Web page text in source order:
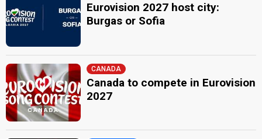
Eurovision 2027 host city:
Burgas or Sofia
CANADA
Canada to compete in Eurovision
2027